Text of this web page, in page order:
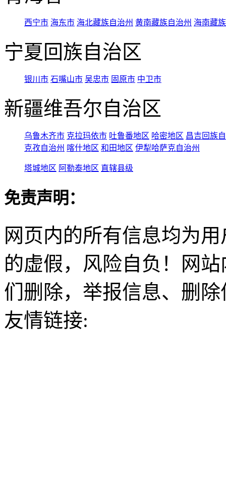
西宁市 海东市 海北藏族自治州 黄南藏族自治州 海南藏
宁夏回族自治区
银川市 石嘴山市 吴忠市 固原市 中卫市
新疆维吾尔自治区
乌鲁木齐市 克拉玛依市 吐鲁番地区 哈密地区 昌吉回族
克孜自治州 喀什地区 和田地区 伊犁哈萨克自治州
塔城地区 阿勒泰地区 直辖县级
免责声明：
网页内的所有信息均为
的虚假，风险自负！网
们删除，举报信息、删
友情链接: